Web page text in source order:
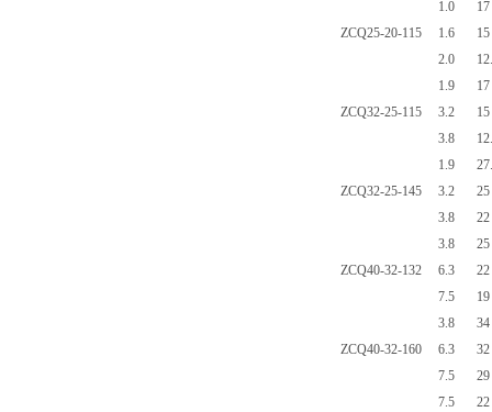
ZCQ25-20-115
1.0
1.6
2.0
17
15
ZCQ32-25-115
1.9
3.2
3.8
17
15
ZCQ32-25-145
1.9
3.2
3.8
25
22
ZCQ40-32-132
3.8
6.3
7.5
25
22
19
ZCQ40-32-160
3.8
6.3
7.5
34
32
29
7.5
22